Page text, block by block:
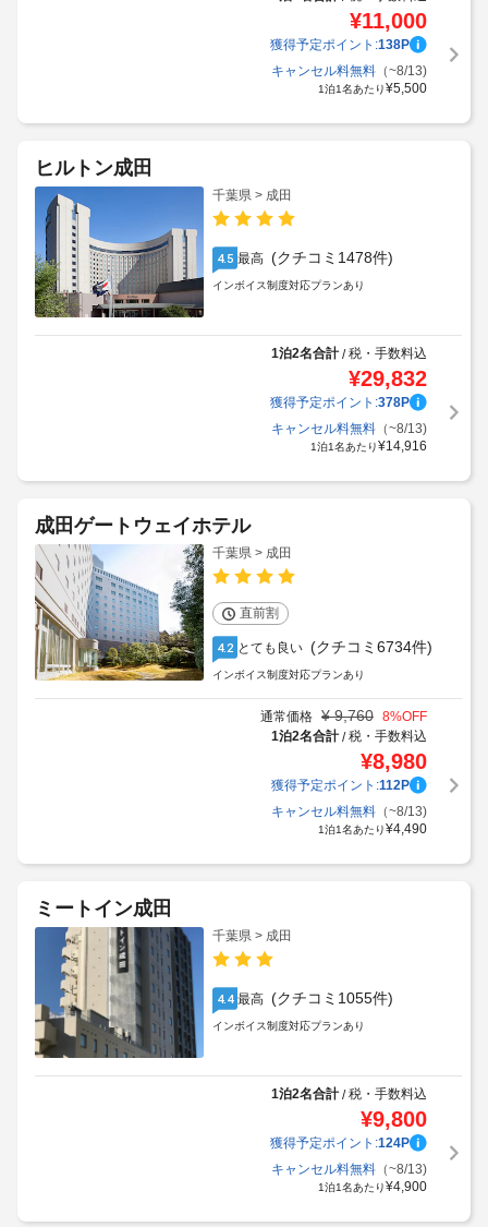
¥11,000
獲得予定ポイント:138P
キャンセル料無料（~8/13)
1泊1名あたり¥5,500
ヒルトン成田
千葉県 > 成田
4.5 最高 (クチコミ1478件)
インボイス制度対応プランあり
1泊2名合計/税・手数料込
¥29,832
獲得予定ポイント:378P
キャンセル料無料（~8/13)
1泊1名あたり¥14,916
成田ゲートウェイホテル
千葉県 > 成田
直前割
4.2 とても良い (クチコミ6734件)
インボイス制度対応プランあり
通常価格 ¥ 9,760 8%OFF
1泊2名合計/税・手数料込
¥8,980
獲得予定ポイント:112P
キャンセル料無料（~8/13)
1泊1名あたり¥4,490
ミートイン成田
千葉県 > 成田
4.4 最高 (クチコミ1055件)
インボイス制度対応プランあり
1泊2名合計/税・手数料込
¥9,800
獲得予定ポイント:124P
キャンセル料無料（~8/13)
1泊1名あたり¥4,900